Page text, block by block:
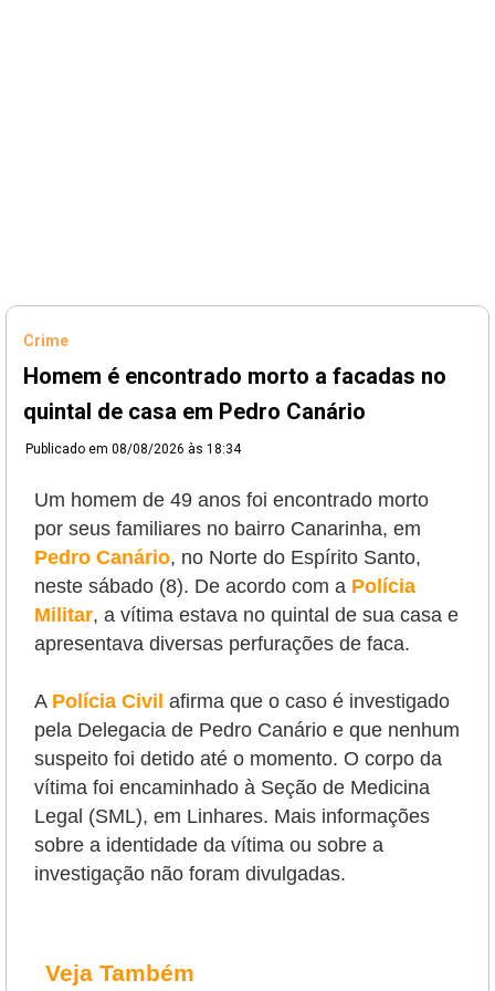
Crime
Homem é encontrado morto a facadas no
quintal de casa em Pedro Canário
Publicado em 08/08/2026 às 18:34
Um homem de 49 anos foi encontrado morto
por seus familiares no bairro Canarinha, em
Pedro Canário, no Norte do Espírito Santo,
neste sábado (8). De acordo com a Polícia
Militar, a vítima estava no quintal de sua casa e
apresentava diversas perfurações de faca.
A Polícia Civil afirma que o caso é investigado
pela Delegacia de Pedro Canário e que nenhum
suspeito foi detido até o momento. O corpo da
vítima foi encaminhado à Seção de Medicina
Legal (SML), em Linhares. Mais informações
sobre a identidade da vítima ou sobre a
investigação não foram divulgadas.
Veja Também